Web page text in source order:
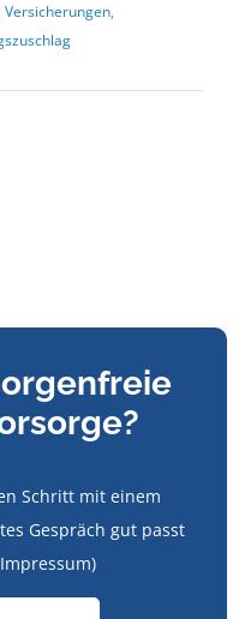
Versicherungen,
Schritt mit einem
Gespräch gut passt